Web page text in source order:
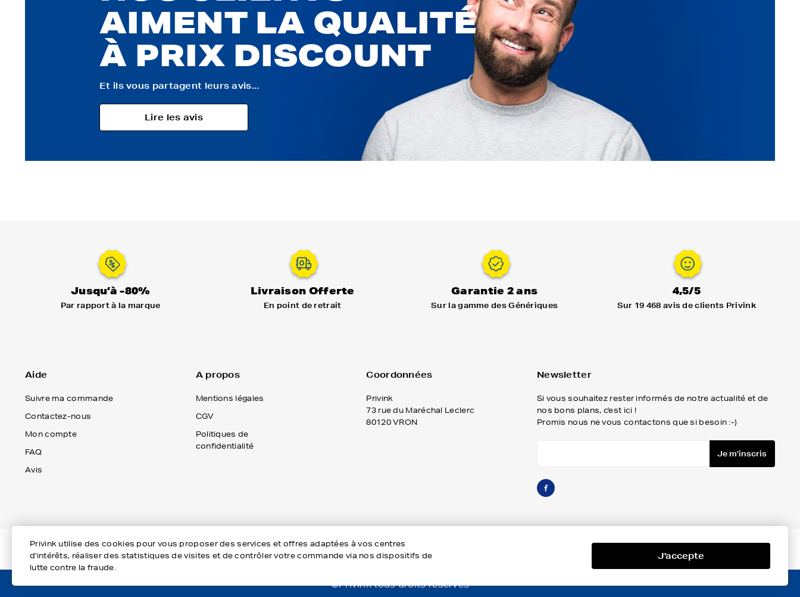
AIMENT LA QUALITÉ
À PRIX DISCOUNT
Et ils vous partagent leurs avis...
Lire les avis
Jusqu’à -80%
Par rapport à la marque
Livraison Offerte
En point de retrait
Garantie 2 ans
Sur la gamme des Génériques
4,5/5
Sur 19 468 avis de clients Privink
Aide
Suivre ma commande
Contactez-nous
Mon compte
FAQ
Avis
A propos
Mentions légales
CGV
Politiques de
confidentialité
Coordonnées
Privink
73 rue du Maréchal Leclerc
80120 VRON
Newsletter
Si vous souhaitez rester informés de notre actualité et de
nos bons plans, c'est ici !
Promis nous ne vous contactons que si besoin :-)
Je m’inscris
©Privink tous droits réservés
Privink utilise des cookies pour vous proposer des services et offres adaptées à vos centres
d'intérêts, réaliser des statistiques de visites et de contrôler votre commande via nos dispositifs de
lutte contre la fraude.
J'accepte